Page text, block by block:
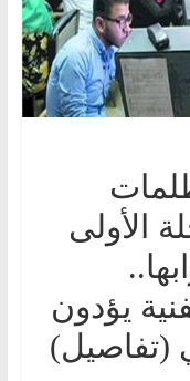
الأولى
يؤدون
(تفاصيل)